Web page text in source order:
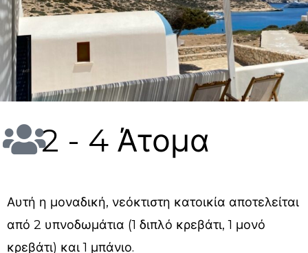
2 - 4 Άτομα
Αυτή η μοναδική, νεόκτιστη κατοικία αποτελείται
από 2 υπνοδωμάτια (1 διπλό κρεβάτι, 1 μονό
κρεβάτι) και 1 μπάνιο.